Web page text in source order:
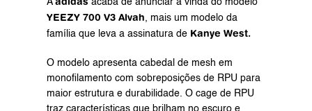
A acaba de anunciar a vinda do modelo
YEEZY 700 V3 Alvah, mais um modelo da
família que leva a assinatura de Kanye West.
O modelo apresenta cabedal de mesh em
monofilamento com sobreposições de RPU para
maior estrutura e durabilidade. O cage de RPU
traz características que brilham no escuro e